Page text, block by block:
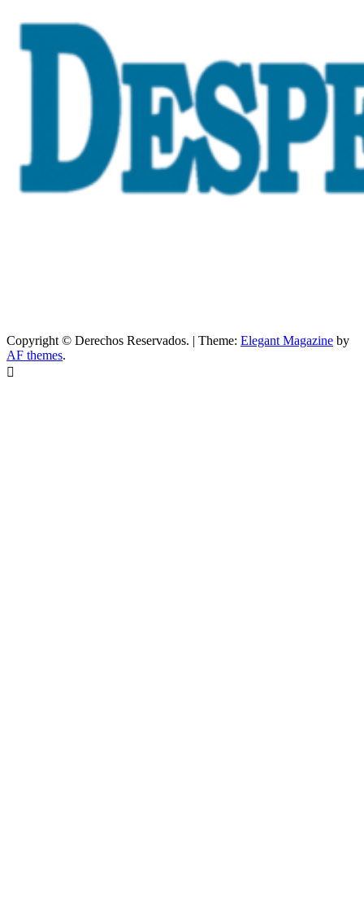
Copyright © Derechos Reservados. | Theme: Elegant Magazine by
AF themes.